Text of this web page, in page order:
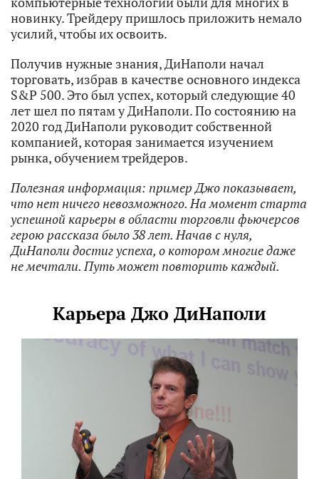
новинку. Трейдеру пришлось приложить немало
усилий, чтобы их освоить.
Получив нужные знания, ДиНаполи начал
торговать, избрав в качестве основного индекса
S&P 500. Это был успех, который следующие 40
лет шел по пятам у ДиНаполи. По состоянию на
2020 год ДиНаполи руководит собственной
компанией, которая занимается изучением
рынка, обучением трейдеров.
Полезная информация: пример Джо показывает,
что нет ничего невозможного. На момент старта
успешной карьеры в области торговли фьючерсов
герою рассказа было 38 лет. Начав с нуля,
ДиНаполи достиг успеха, о котором многие даже
не мечтали. Путь может повторить каждый.
Карьера Джо ДиНаполи